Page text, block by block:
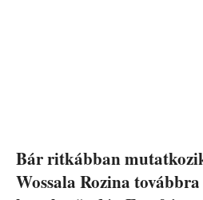
Bár ritkábban
Wossala Rozina